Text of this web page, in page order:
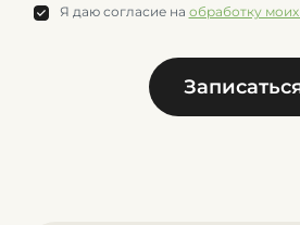
Я даю согласие на обработку